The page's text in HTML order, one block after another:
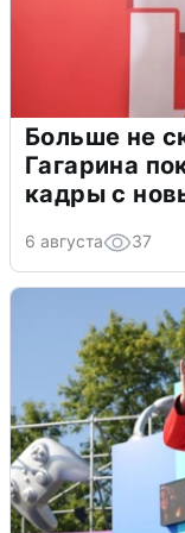
Больше не
Гагарина
кадры с
6 августа 37